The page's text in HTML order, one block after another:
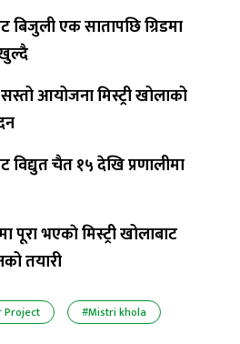
बिजुली एक सातापछि ग्रिडमा
आयोजना मिस्ट्री खोलाको
विद्युत चैत १५ देखि प्रणालीमा
पूरा भएकाे मिस्ट्री खोलाबाट
तयारी
Project #Mistri khola